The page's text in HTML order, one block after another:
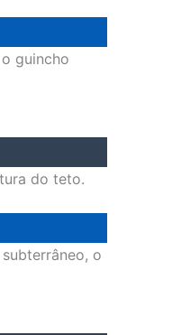
guincho
do teto.
o